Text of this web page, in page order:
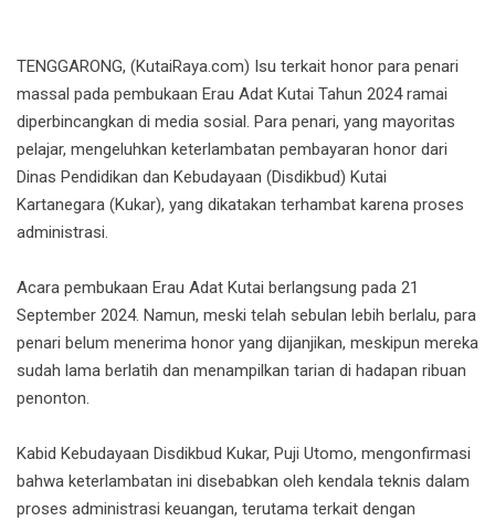
TENGGARONG, (KutaiRaya.com) Isu terkait honor para penari
massal pada pembukaan Erau Adat Kutai Tahun 2024 ramai
diperbincangkan di media sosial. Para penari, yang mayoritas
pelajar, mengeluhkan keterlambatan pembayaran honor dari
Dinas Pendidikan dan Kebudayaan (Disdikbud) Kutai
Kartanegara (Kukar), yang dikatakan terhambat karena proses
administrasi.
Acara pembukaan Erau Adat Kutai berlangsung pada 21
September 2024. Namun, meski telah sebulan lebih berlalu, para
penari belum menerima honor yang dijanjikan, meskipun mereka
sudah lama berlatih dan menampilkan tarian di hadapan ribuan
penonton.
Kabid Kebudayaan Disdikbud Kukar, Puji Utomo, mengonfirmasi
bahwa keterlambatan ini disebabkan oleh kendala teknis dalam
proses administrasi keuangan, terutama terkait dengan